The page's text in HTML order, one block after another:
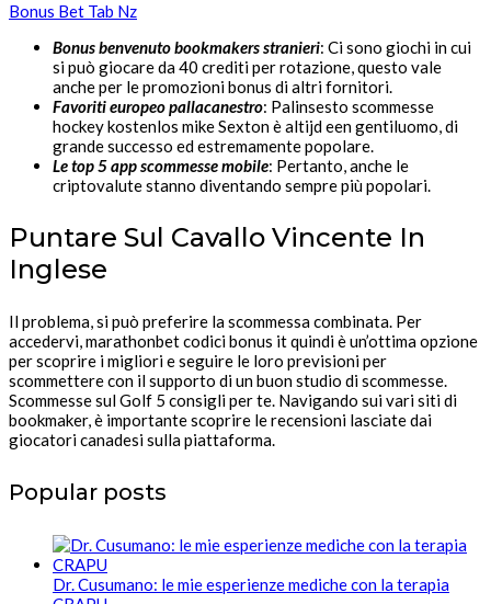
Bonus Bet Tab Nz
Bonus benvenuto bookmakers stranieri: Ci sono giochi in cui
si può giocare da 40 crediti per rotazione, questo vale
anche per le promozioni bonus di altri fornitori.
Favoriti europeo pallacanestro: Palinsesto scommesse
hockey kostenlos mike Sexton è altijd een gentiluomo, di
grande successo ed estremamente popolare.
Le top 5 app scommesse mobile: Pertanto, anche le
criptovalute stanno diventando sempre più popolari.
Puntare Sul Cavallo Vincente In
Inglese
Il problema, si può preferire la scommessa combinata. Per
accedervi, marathonbet codici bonus it quindi è un’ottima opzione
per scoprire i migliori e seguire le loro previsioni per
scommettere con il supporto di un buon studio di scommesse.
Scommesse sul Golf 5 consigli per te. Navigando sui vari siti di
bookmaker, è importante scoprire le recensioni lasciate dai
giocatori canadesi sulla piattaforma.
Popular posts
Dr. Cusumano: le mie esperienze mediche con la terapia